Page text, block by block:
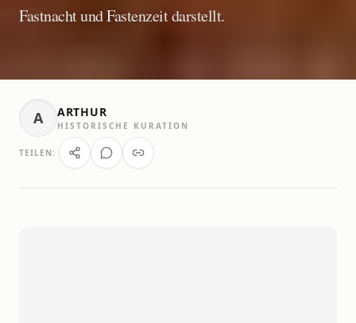
Fastnacht und Fastenzeit darstellt.
A ARTHUR
HISTORISCHE KURATION
TEILEN: